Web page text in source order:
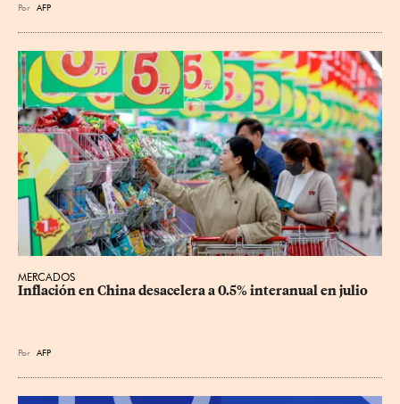
Por AFP
MERCADOS
Inflación en China desacelera a 0.5% interanual en julio
Por AFP